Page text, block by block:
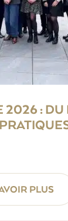
2026 : DU
PLUS